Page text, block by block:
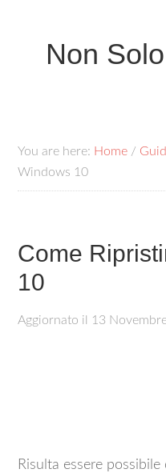
Non
You are here: Home /
Windows 10
Come
10
Aggiornato il 13
Risulta essere